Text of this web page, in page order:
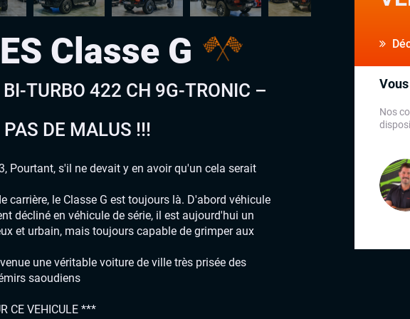
Classe G
TURBO 422 CH 9G-TRONIC –
DE MALUS !!!
Pourtant, s'il ne devait y en avoir qu'un cela serait
carrière, le Classe G est toujours là. D'abord véhicule
décliné en véhicule de série, il est aujourd'hui un
et urbain, mais toujours capable de grimper aux
une véritable voiture de ville très prisée des
saoudiens
CE VEHICULE ***
Nos